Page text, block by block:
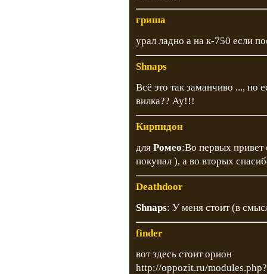
гриша
урал ладно а на к-750 если
Shnaps
Всё это так заманчиво ..., но
вилка?? Ау!!!
Кирпидон
для Ромео:Во первых привет
покупал ), а во вторых
Deathdoor
Shnaps: У меня стоит (в
finder
вот здесь стоит орион
http://oppozit.ru/